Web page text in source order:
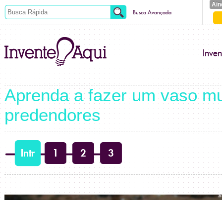
Busca Avançada
Aprenda a fazer um vaso
predendores
Intr 1 2 3